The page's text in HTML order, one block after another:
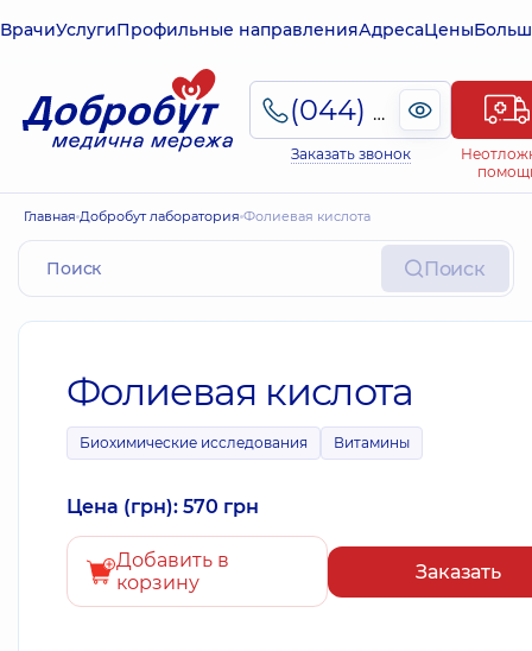
ВрачиУслугиПрофильные направленияАдресаЦены
(044) 495-2-888
Заказать звонок
Главная Добробут лаборатория Фолиевая кислота
Поиск
Фолиевая кислота
Биохимические исследования Витамины
Цена (грн): 570 грн
Добавить в
корзину
Заказать